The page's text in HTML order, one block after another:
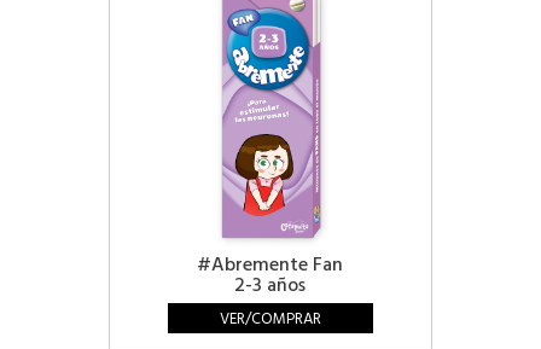
#Abremente Fan
2-3 años
VER/COMPRAR